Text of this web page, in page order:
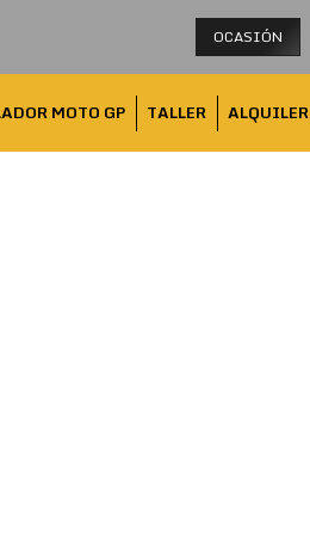
OCASIÓN
MOTO GP TALLER ALQUILER